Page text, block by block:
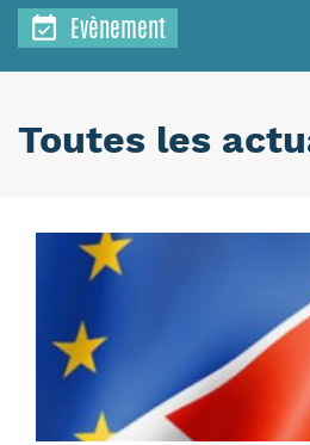
Evènement
Toutes les